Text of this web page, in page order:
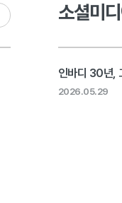
소셜미
인바디 30년,
2026.05.29